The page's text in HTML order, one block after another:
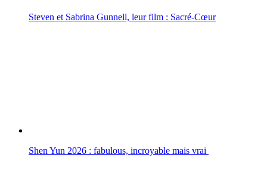
Steven et Sabrina Gunnell, leur film : Sacré-Cœur
Shen Yun 2026 : fabulous, incroyable mais vrai